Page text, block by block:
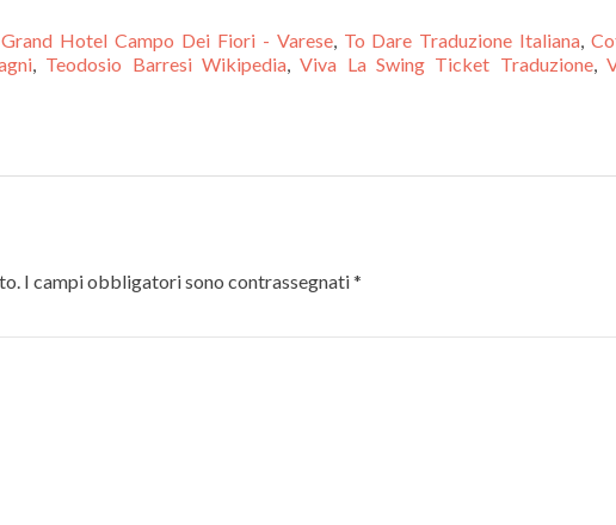
Hotel Campo Dei Fiori - Varese, To Dare Traduzione Italiana,
, Teodosio Barresi Wikipedia,Viva La Swing Ticket Traduzione,
I campi obbligatori sono contrassegnati*